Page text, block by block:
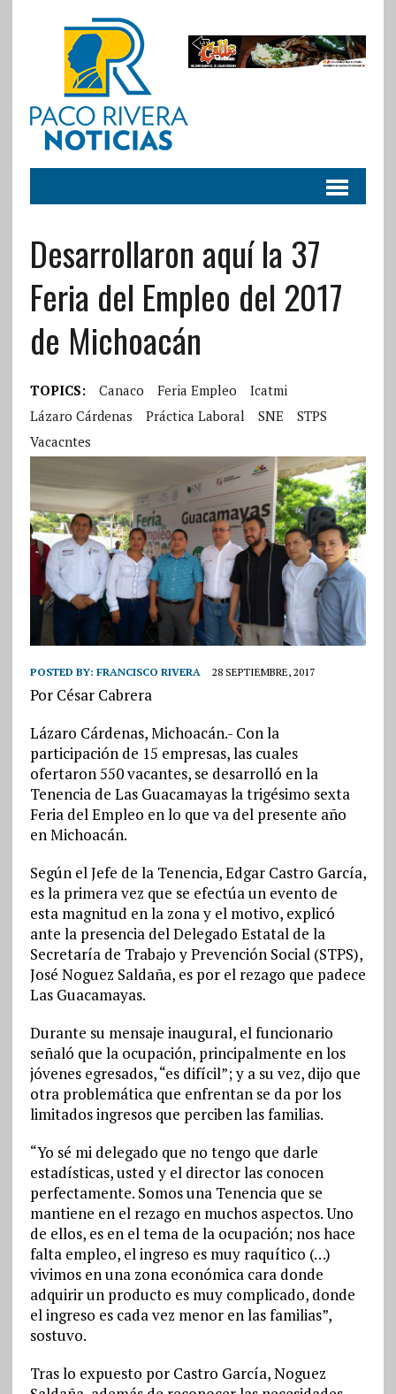
Desarrollaron aquí la 37
Feria del Empleo del 2017
de Michoacán
TOPICS: Canaco Feria Empleo
Icatmi
Lázaro Cárdenas
Práctica Laboral SNE
STPS
Vacacntes
POSTED BY: FRANCISCO RIVERA 28 SEPTIEMBRE, 2017
Por César Cabrera
Lázaro Cárdenas, Michoacán.- Con la
participación de 15 empresas, las cuales
ofertaron 550 vacantes, se desarrolló en la
Tenencia de Las Guacamayas la trigésimo sexta
Feria del Empleo en lo que va del presente año
en Michoacán.
Según el Jefe de la Tenencia, Edgar Castro García,
es la primera vez que se efectúa un evento de
esta magnitud en la zona y el motivo, explicó
ante la presencia del Delegado Estatal de la
Secretaría de Trabajo y Prevención Social (STPS),
José Noguez Saldaña, es por el rezago que padece
Las Guacamayas.
Durante su mensaje inaugural, el funcionario
señaló que la ocupación, principalmente en los
jóvenes egresados, “es difícil”; y a su vez, dijo que
otra problemática que enfrentan se da por los
limitados ingresos que perciben las familias.
“Yo sé mi delegado que no tengo que darle
estadísticas, usted y el director las conocen
perfectamente. Somos una Tenencia que se
mantiene en el rezago en muchos aspectos. Uno
de ellos, es en el tema de la ocupación; nos hace
falta empleo, el ingreso es muy raquítico (…)
vivimos en una zona económica cara donde
adquirir un producto es muy complicado, donde
el ingreso es cada vez menor en las familias”,
sostuvo.
Tras lo expuesto por Castro García, Noguez